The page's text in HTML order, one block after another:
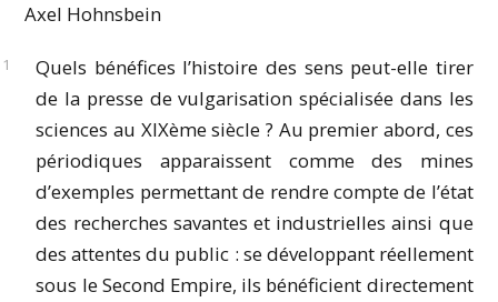
Axel Hohnsbein
Quels bénéfices l’histoire des sens peut-elle tirer
de la presse de vulgarisation spécialisée dans les
sciences au XIXème siècle ? Au premier abord, ces
périodiques apparaissent comme des mines
d’exemples permettant de rendre compte de l’état
des recherches savantes et industrielles ainsi que
des attentes du public : se développant réellement
sous le Second Empire, ils bénéficient directement